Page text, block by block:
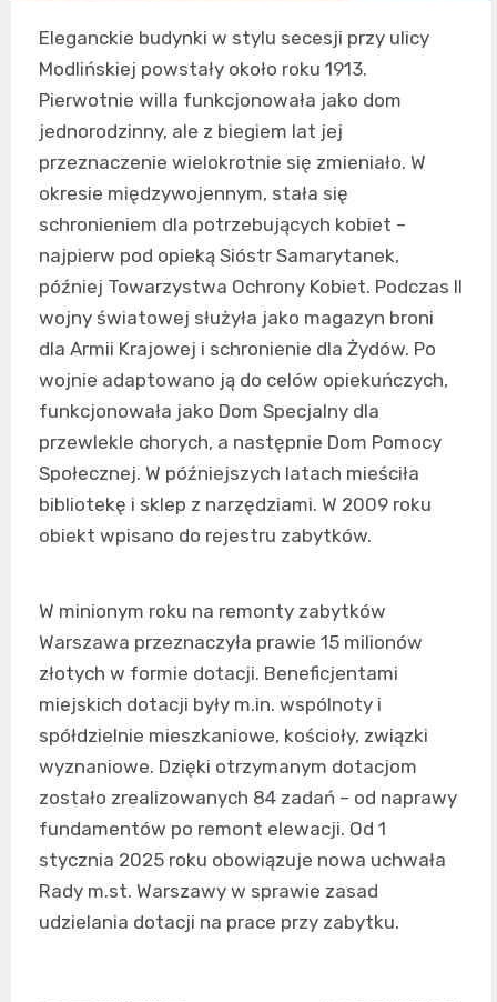
Eleganckie budynki w stylu secesji przy ulicy
Modlińskiej powstały około roku 1913.
Pierwotnie willa funkcjonowała jako dom
jednorodzinny, ale z biegiem lat jej
przeznaczenie wielokrotnie się zmieniało. W
okresie międzywojennym, stała się
schronieniem dla potrzebujących kobiet –
najpierw pod opieką Sióstr Samarytanek,
później Towarzystwa Ochrony Kobiet. Podczas II
wojny światowej służyła jako magazyn broni
dla Armii Krajowej i schronienie dla Żydów. Po
wojnie adaptowano ją do celów opiekuńczych,
funkcjonowała jako Dom Specjalny dla
przewlekle chorych, a następnie Dom Pomocy
Społecznej. W późniejszych latach mieściła
bibliotekę i sklep z narzędziami. W 2009 roku
obiekt wpisano do rejestru zabytków.
W minionym roku na remonty zabytków
Warszawa przeznaczyła prawie 15 milionów
złotych w formie dotacji. Beneficjentami
miejskich dotacji były m.in. wspólnoty i
spółdzielnie mieszkaniowe, kościoły, związki
wyznaniowe. Dzięki otrzymanym dotacjom
zostało zrealizowanych 84 zadań – od naprawy
fundamentów po remont elewacji. Od 1
stycznia 2025 roku obowiązuje nowa uchwała
Rady m.st. Warszawy w sprawie zasad
udzielania dotacji na prace przy zabytku.